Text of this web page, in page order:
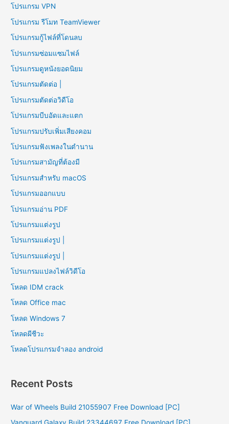
โปรแกรม VPN
โปรแกรม รีโมท TeamViewer
โปรแกรมกู้ไฟล์ที่โดนลบ
โปรแกรมซ่อมแซมไฟล์
โปรแกรมดูหนังยอดนิยม
โปรแกรมตัดต่อ |
โปรแกรมตัดต่อวิดีโอ
โปรแกรมบีบอัดและแตก
โปรแกรมปรับเพิ่มเสียงคอม
โปรแกรมฟังเพลงในตำนาน
โปรแกรมสามัญที่ต้องมี
โปรแกรมสำหรับ macOS
โปรแกรมออกแบบ
โปรแกรมอ่าน PDF
โปรแกรมแต่งรูป
โปรแกรมแต่งรูป |
โปรแกรมแต่งรูป |
โปรแกรมแปลงไฟล์วิดีโอ
โหลด IDM crack
โหลด Office mac
โหลด Windows 7
โหลดผีชีวะ
โหลดโปรแกรมจําลอง android
Recent Posts
War of Wheels Build 21055907 Free Download [PC]